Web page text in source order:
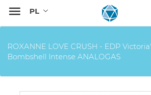

ROXANNE LOVE CRUSH - EDP
Bombshell Intense ANALOGAS